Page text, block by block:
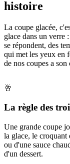
histoire
La coupe glacée,
glace dans un verre
se répondent, des
qui met les yeux en
de nos coupes a son
🥂
La règle des
Une grande coupe
la glace, le
ou d'une sauce
d'un dessert.